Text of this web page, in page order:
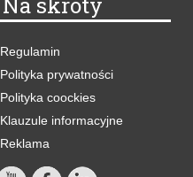
Regulamin
Polityka prywatności
Polityka coockies
Klauzule informacyjne
Reklama